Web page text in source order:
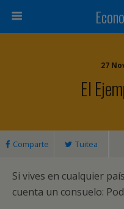
27
El
Comparte Tuitea
Si vives en cualquier
cuenta un consuelo: